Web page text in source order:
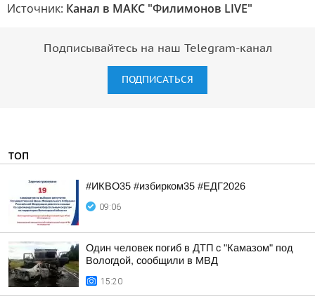
Источник: Канал в МАКС "Филимонов LIVE"
Подписывайтесь на наш Telegram-канал
ПОДПИСАТЬСЯ
ТОП
#ИКВО35 #избирком35 #ЕДГ2026
09:06
Один человек погиб в ДТП с "Камазом" под
Вологдой, сообщили в МВД
15:20